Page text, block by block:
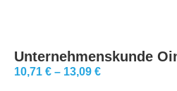
Unternehmenskunde
10,71 € – 13,09 €